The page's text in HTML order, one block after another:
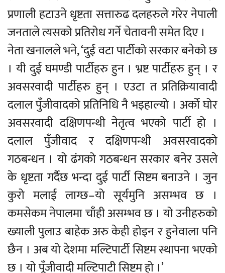
प्रणाली हटाउने धृष्टता सत्तारुढ दलहरुले गरेर नेपाली
जनताले त्यसको प्रतिरोध गर्ने चेतावनी समेत दिए ।
नेता खनालले भने, ‘दुई वटा पार्टीको सरकार बनेको छ
। यी दुई घमण्डी पार्टीहरु हुन । भ्रष्ट पार्टीहरु हुन् । र
अवसरवादी पार्टीहरु हुन् । एउटा त प्रतिक्रियावादी
दलाल पुँजीवादको प्रतिनिधि नै भइहाल्यो । अर्को घोर
अवसरवादी दक्षिणपन्थी नेतृत्व भएको पार्टी हो ।
दलाल पुँजीवाद र दक्षिणपन्थी अवसरवादको
गठबन्धन । यो ढंगको गठबन्धन सरकार बनेर उसले
के धृष्टता गर्दैछ भन्दा दुई पार्टी सिष्टम बनाउने । जुन
कुरो मलाई लाग्छ–यो सूर्यमुनि असम्भव छ ।
कमसेकम नेपालमा चाँही असम्भव छ । यो उनीहरुको
ख्याली पुलाउ बाहेक अरु केही होइन र हुनेवाला पनि
छैन । अब यो देशमा मल्टिपार्टी सिष्टम स्थापना भएको
छ । यो पूँजीवादी मल्टिपाटी सिष्टम हो ।’